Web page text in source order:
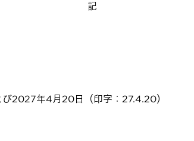
記
2027年4月20日（印字：27.4.20）